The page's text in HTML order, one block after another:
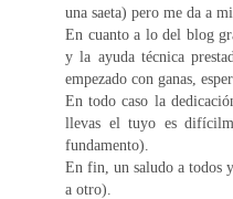
una saeta) pero me da a
En cuanto a lo del blog
y la ayuda técnica
empezado con ganas,
En todo caso la
llevas el tuyo es
fundamento).
En fin, un saludo a todos
a otro).